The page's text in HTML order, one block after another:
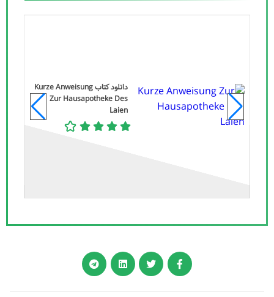
دانلود کتاب Kurze Anweisung
Zur Hausapotheke Des
Laien